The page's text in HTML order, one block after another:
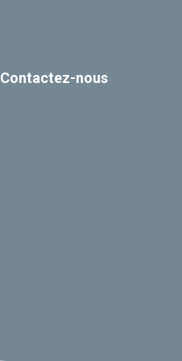
Contactez-nous